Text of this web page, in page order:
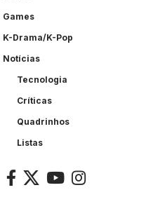
Games
K-Drama/K-Pop
Notícias
Tecnologia
Críticas
Quadrinhos
Listas